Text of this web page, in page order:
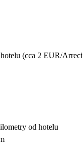
(cca 2 EUR/
od hotelu